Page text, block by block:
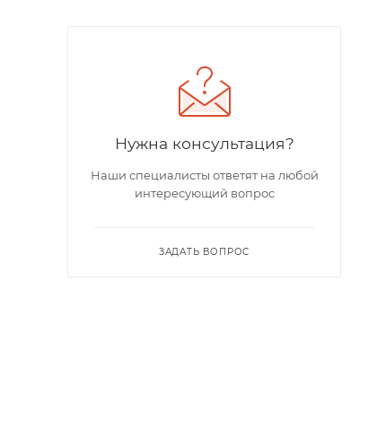
Нужна консультация?
Наши специалисты ответят на любой
интересующий вопрос
ЗАДАТЬ ВОПРОС